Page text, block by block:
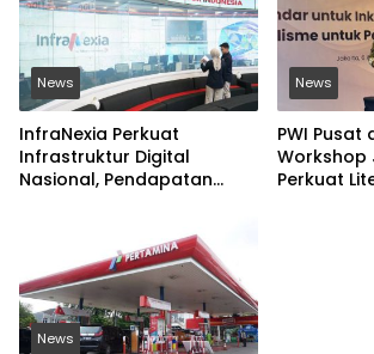
News
InfraNexia Perkuat
Infrastruktur Digital
Nasional, Pendapatan
News
PWI Pusat
Workshop
Perkuat
News